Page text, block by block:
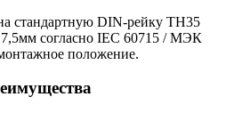
стандартную DIN-рейку ТН35
согласно IEC 60715 / МЭК
положение.